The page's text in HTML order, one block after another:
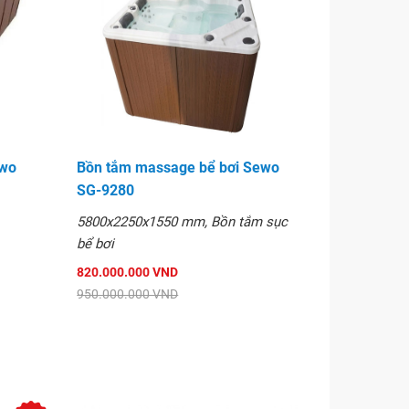
Bồn tắm massage bể bơi Sewo
SG-9280
5800x2250x1550 mm, Bồn tắm sục
bể bơi
820.000.000 VND
950.000.000 VND